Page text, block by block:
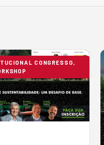
CONGRESSO,